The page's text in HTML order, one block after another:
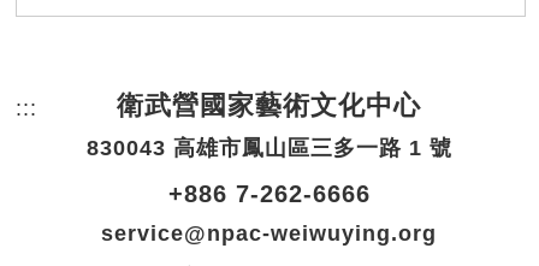
::: 頁尾網站資訊。
衛武營國家藝術文化中心
830043 高雄市鳳山區三多一路 1 號
+886 7-262-6666
service@npac-weiwuying.org